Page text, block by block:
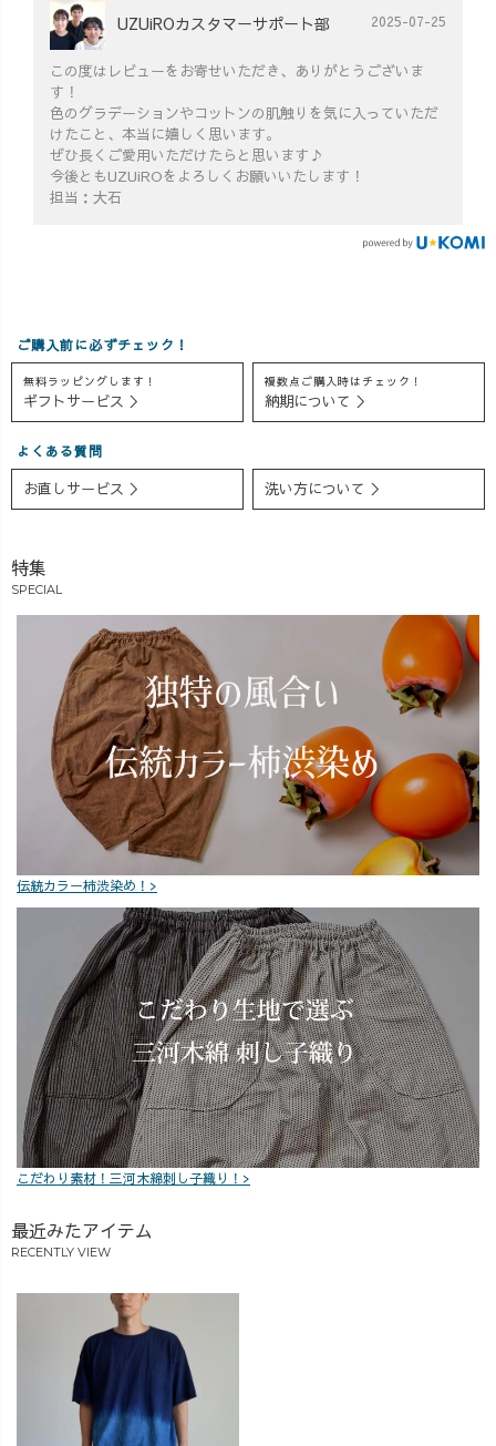
UZUiROカスタマーサポート部 2025-07-25
この度はレビューをお寄せいただき、ありがとうございま
す！
色のグラデーションやコットンの肌触りを気に入っていただ
けたこと、本当に嬉しく思います。
ぜひ長くご愛用いただけたらと思います♪
今後ともUZUiROをよろしくお願いいたします！
担当：大石
ご購入前に必ずチェック！
無料ラッピングします！
ギフトサービス ＞
複数点ご購入時はチェック！
納期について ＞
よくある質問
お直しサービス ＞ 洗い方について ＞
特集
SPECIAL
伝統カラー柿渋染め！>
こだわり素材！三河木綿刺し子織り！>
最近みたアイテム
RECENTLY VIEW